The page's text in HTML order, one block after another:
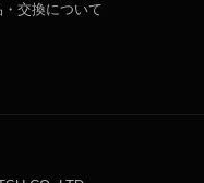
・交換について